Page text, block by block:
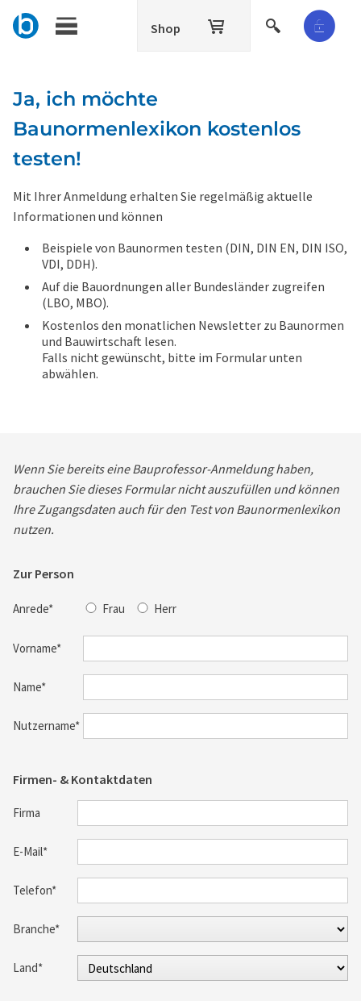
Shop
Ja, ich möchte
Baunormenlexikon kostenlos
testen!
Mit Ihrer Anmeldung erhalten Sie regelmäßig aktuelle
Informationen und können
Beispiele von Baunormen testen (DIN, DIN EN, DIN ISO,
VDI, DDH).
Auf die Bauordnungen aller Bundesländer zugreifen
(LBO, MBO).
Kostenlos den monatlichen Newsletter zu Baunormen
und Bauwirtschaft lesen.
Falls nicht gewünscht, bitte im Formular unten
abwählen.
Wenn Sie bereits eine Bauprofessor-Anmeldung haben,
brauchen Sie dieses Formular nicht auszufüllen und können
Ihre Zugangsdaten auch für den Test von Baunormenlexikon
nutzen.
Zur Person
Anrede* Frau Herr
Vorname*
Name*
Nutzername*
Firmen- & Kontaktdaten
Firma
E-Mail*
Telefon*
Branche*
Land*